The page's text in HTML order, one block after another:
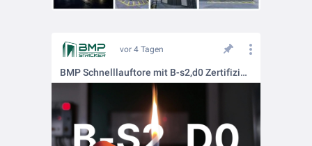
vor 4 Tagen
BMP Schnelllauftore mit B-s2,d0 Zertifizierung!